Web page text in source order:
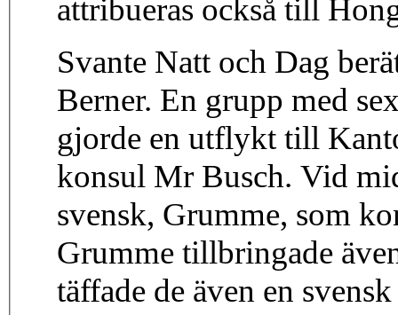
attribueras också till
Svante Natt och Dag
Berner. En grupp med sex officerare inklusive Natt och
gjorde en utflykt till
konsul Mr Busch. Vid
svensk, Grumme, som
Grumme tillbringade
täffade de även en